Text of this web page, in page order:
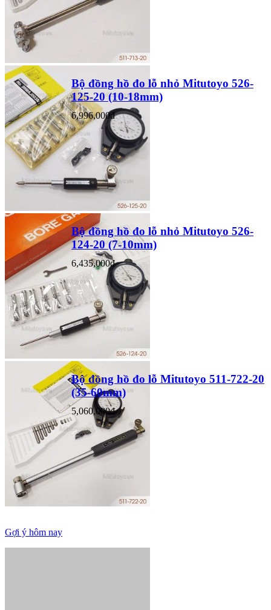
Bộ đồng hồ đo lỗ nhỏ Mitutoyo 526-
125-20 (10-18mm)
6,996,000đ
Bộ đồng hồ đo lỗ nhỏ Mitutoyo 526-
124-20 (7-10mm)
6,435,000đ
Bộ đồng hồ đo lỗ Mitutoyo 511-722-20
(35-60mm)
5,060,000đ
Gợi ý hôm nay